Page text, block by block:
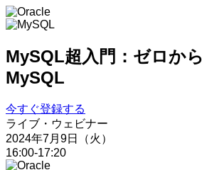
MySQL超入門：ゼロか
MySQL
今すぐ登録する
ライブ・ウェビナー
2024年7月9日（火）
16:00-17:20